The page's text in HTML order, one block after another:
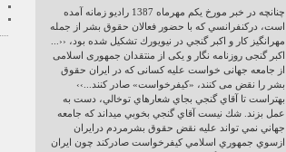
چنانچه در خبر مورخ يكم مهرماه 1387 راديو زمانه آمده
است، دركنفرانسي كه با حضور فعالان حقوق بشر از جمله
مهرانگيز كار و اكبر گنجي در نيويورك تشكيل شده بود، ‹‹...
اکبر گنجی روزنامه نگار و يکی از منتقدان جمهوری اسلامی
از جامعه جهانی خواست عليه کسانی که در ايران حقوق
بشر را نقض می کنند، «کيفرخواست» صادر كنند...››
بهتراست تا آقاي گنجي بجاي شعارهاي توخالي، دست به
عمل بزند. شك نيست آقاي گنجي بخوبي ميداند كه جامعه
جهاني نمي تواند عليه نقض حقوق بشرمردم درايران
ازسوي جمهوري اسلامي كيفرخواست صادركند چون ايران